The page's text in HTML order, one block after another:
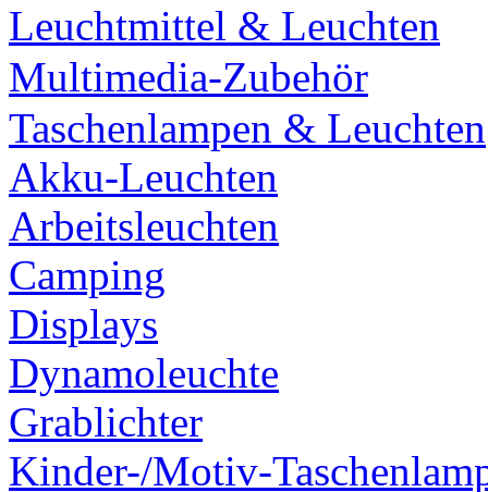
Leuchtmittel & Leuchten
Multimedia-Zubehör
Taschenlampen & Leuchten
Akku-Leuchten
Arbeitsleuchten
Camping
Displays
Dynamoleuchte
Grablichter
Kinder-/Motiv-